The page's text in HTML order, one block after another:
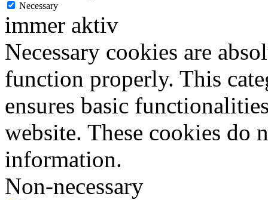
Necessary
immer aktiv
Necessary cookies are
function properly. This
ensures basic
website. These cookies do
information.
Non-necessary